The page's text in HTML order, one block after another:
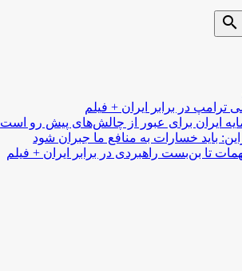
search
ترامپ در برابر ایران + فیلم
ایران برای عبور از چالش‌های پیش رو است
باید خسارات به منافع ما جبران شود
تا بن‌بست راهبردی در برابر ایران + فیلم